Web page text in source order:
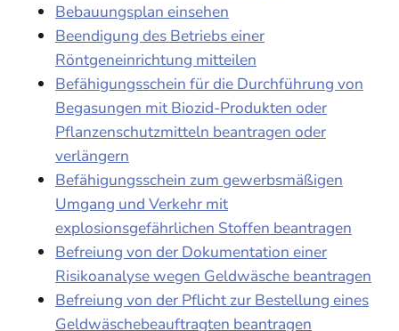
Bebauungsplan einsehen
Beendigung des Betriebs einer
Röntgeneinrichtung mitteilen
Befähigungsschein für die Durchführung von
Begasungen mit Biozid-Produkten oder
Pflanzenschutzmitteln beantragen oder
verlängern
Befähigungsschein zum gewerbsmäßigen
Umgang und Verkehr mit
explosionsgefährlichen Stoffen beantragen
Befreiung von der Dokumentation einer
Risikoanalyse wegen Geldwäsche beantragen
Befreiung von der Pflicht zur Bestellung eines
Geldwäschebeauftragten beantragen